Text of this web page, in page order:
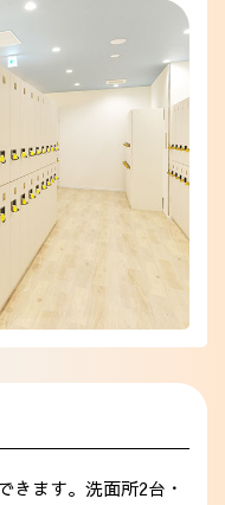
きます。洗面所2台・